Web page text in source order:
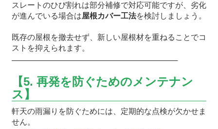
スレートのひび割れは部分補修で対応可能ですが、劣化
が進んでいる場合は屋根カバー工法を検討しましょう。
既存の屋根を撤去せず、新しい屋根材を重ねることでコ
ストを抑えられます。
───────────────────────────────
【5. 再発を防ぐためのメンテナン
ス】
軒天の雨漏りを防ぐためには、定期的な点検が欠かせま
せん。